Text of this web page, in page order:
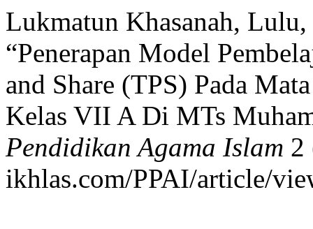
Lukmatun Khasanah,
“Penerapan Model
and Share (TPS) Pada
Kelas VII A Di MTs
Pendidikan Agama Islam 2
ikhlas.com/PPAI/article/